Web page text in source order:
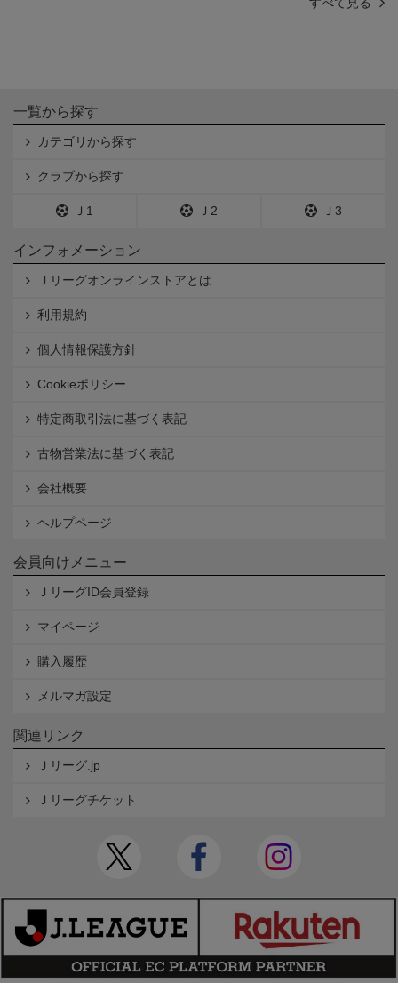
一覧から探す
カテゴリから探す
クラブから探す
Ｊ1 Ｊ2 Ｊ3
インフォメーション
Ｊリーグオンラインストアとは
利用規約
個人情報保護方針
Cookieポリシー
特定商取引法に基づく表記
古物営業法に基づく表記
会社概要
ヘルプページ
会員向けメニュー
ＪリーグID会員登録
マイページ
購入履歴
メルマガ設定
関連リンク
Ｊリーグ.jp
Ｊリーグチケット